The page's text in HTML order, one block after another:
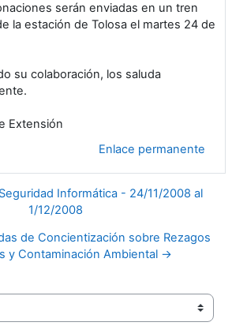
serán enviadas en un tren
la estación de Tolosa el martes 24 de
su colaboración, los saluda
Extensión
Enlace permanente
Informática - 24/11/2008 al
1/12/2008
de Concientización sobre Rezagos
y Contaminación Ambiental →